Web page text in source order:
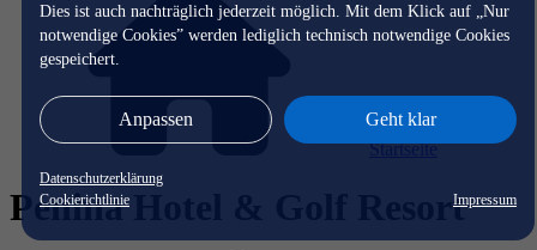
Dies ist auch nachträglich jederzeit möglich. Mit dem Klick auf „Nur
notwendige Cookies” werden lediglich technisch notwendige Cookies
gespeichert.
Anpassen Geht klar
Datenschutzerklärung
Cookierichtlinie
Impressum
Startseite
Penina Hotel & Golf Resort